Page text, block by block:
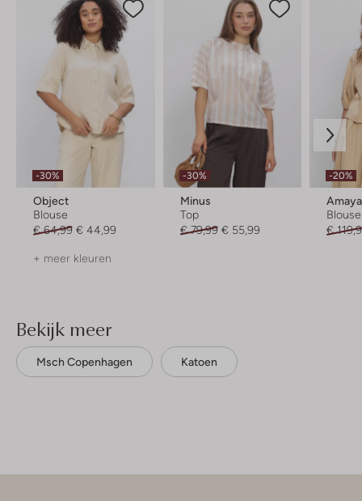
-30%
Object
Blouse
€ 64,99 € 44,99
+ meer kleuren
-30%
Minus
Top
€ 79,99 € 55,99
-20%
Blouse
€
Bekijk meer
Msch Copenhagen Katoen